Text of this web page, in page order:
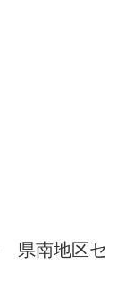
南地区セ